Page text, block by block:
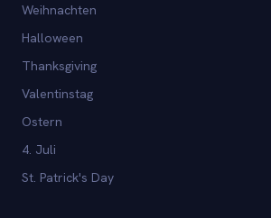
Weihnachten
Halloween
Thanksgiving
Valentinstag
Ostern
4. Juli
St. Patrick's Day